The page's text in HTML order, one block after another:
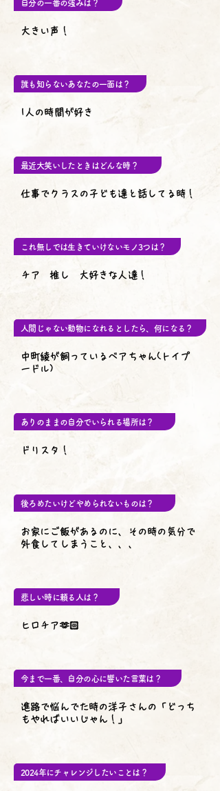
自分の一番の強みは？
大きい声！
誰も知らないあなたの一面は？
1人の時間が好き
最近大笑いしたときはどんな時？
仕事でクラスの子ども達と話してる時！
これ無しでは生きていけないモノ3つは？
チア 推し 大好きな人達！
人間じゃない動物になれるとしたら、何になる？
中町綾が飼っているベアちゃん(トイプ
ードル)
ありのままの自分でいられる場所は？
ドリスタ！
後ろめたいけどやめられないものは？
お家にご飯があるのに、その時の気分で
外食してしまうこと、、、
悲しい時に頼る人は？
ヒロチア🫶🏻
今まで一番、自分の心に響いた言葉は？
進路で悩んでた時の洋子さんの「どっち
もやればいいじゃん！」
2024年にチャレンジしたいことは？